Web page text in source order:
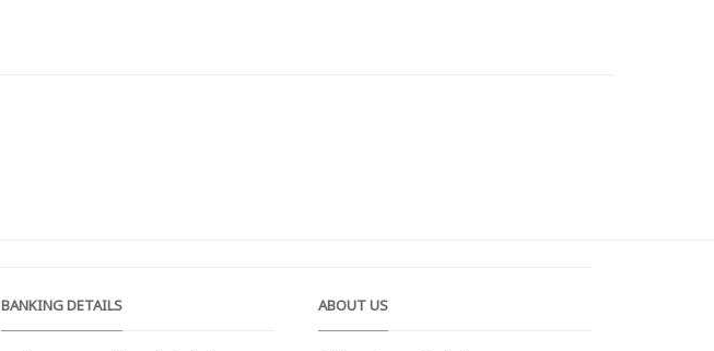
BANKING DETAILS ABOUT US